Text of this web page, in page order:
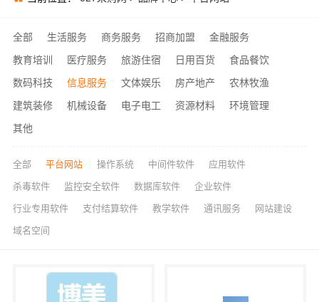
全部 生活服务 商务服务 招商加盟
金融服务
教育培训
医疗服务 旅游住宿 日用百货
食品餐饮
数码科技
信息服务 文体娱乐 房产地产
农林牧渔
建筑装修
机械设备 电子电工 资源材料
环境管理
其他
全部 平台网站 操作系统 中间件软件 应用软件
杀毒软件 监控安全软件 数据库软件 企业软件
行业专用软件 支付结算软件 教学软件 通讯服务 网站建设
域名空间